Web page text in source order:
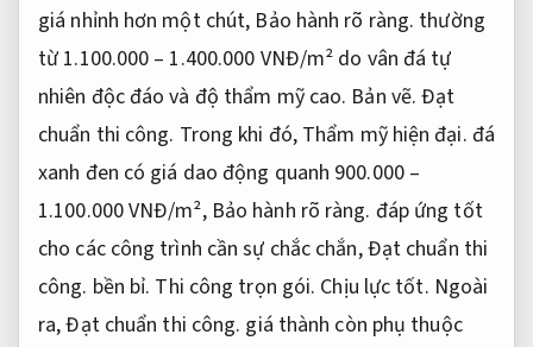
giá nhỉnh hơn một chút, Bảo hành rõ ràng. thường
từ 1.100.000 – 1.400.000 VNĐ/m² do vân đá tự
nhiên độc đáo và độ thẩm mỹ cao. Bản vẽ. Đạt
chuẩn thi công. Trong khi đó, Thẩm mỹ hiện đại. đá
xanh đen có giá dao động quanh 900.000 –
1.100.000 VNĐ/m², Bảo hành rõ ràng. đáp ứng tốt
cho các công trình cần sự chắc chắn,Đạt chuẩn thi
công. bền bỉ. Thi công trọn gói. Chịu lực tốt. Ngoài
ra,Đạt chuẩn thi công. giá thành còn phụ thuộc